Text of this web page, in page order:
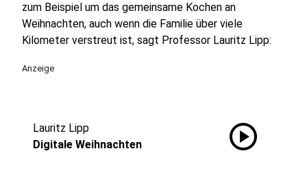
zum Beispiel um das gemeinsame Kochen an
Weihnachten, auch wenn die Familie über viele
Kilometer verstreut ist, sagt Professor Lauritz Lipp:
Anzeige
Lauritz Lipp
Digitale Weihnachten
play_circle